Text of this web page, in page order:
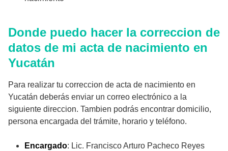
Donde puedo hacer la correccion de
datos de mi acta de nacimiento en
Yucatán
Para realizar tu correccion de acta de nacimiento en
Yucatán deberás enviar un correo electrónico a la
siguiente direccion. Tambien podrás encontrar domicilio,
persona encargada del trámite, horario y teléfono.
Encargado: Lic. Francisco Arturo Pacheco Reyes